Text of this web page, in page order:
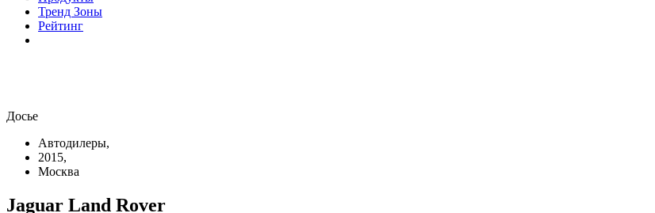
Тренд Зоны
Рейтинг
Досье
Автодилеры,
2015,
Москва
Jaguar Land Rover